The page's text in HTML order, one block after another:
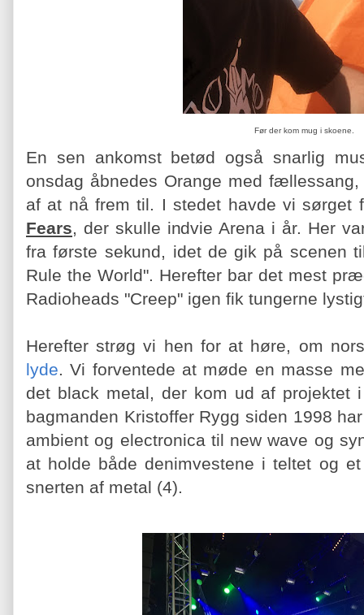
Før der kom mug i skoene.
En sen ankomst betød også snarlig
onsdag åbnedes Orange med
af at nå frem til. I stedet havde vi
Fears, der skulle indvie Arena i år. Her
fra første sekund, idet de gik på scenen
Rule the World". Herefter bar det mest
Radioheads "Creep" igen fik tungerne
Herefter strøg vi hen for at høre, om
lyde. Vi forventede at møde en masse
det black metal, der kom ud af projektet
bagmanden Kristoffer Rygg siden 1998
ambient og electronica til new wave og
at holde både denimvestene i teltet og
snerten af metal (4).